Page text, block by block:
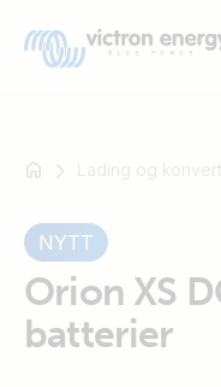
For
eksempel
SmartSolar
Multiplus-
Lading og
NYTT
Orion XS
batterier